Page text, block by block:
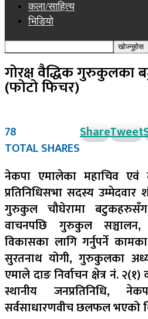
कला/साहित्य
भिडियो
गोरक्ष वैद्धिक
(फोटो फिचर)
78
TOTAL SHARES
ShareTweet
नेकपा एमालेका महाचिव एवं
प्रतिनिधिसभा सदस्य उम्मेदवार
गुरुकुल चौघेरामा
वाचनपछि गुरुकुल
विकासका लागि गर्नुपर्ने
सुरतनाथ योगी, गुरुकुलका
एमाले दाङ निर्वाचन क्षेत्र नं. २(१)
स्थानीय जनप्रतिनिधि,
सर्वसाधारणवीच छलफल भएको